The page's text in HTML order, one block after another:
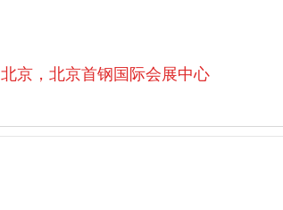
京，北京首钢国际会展中心